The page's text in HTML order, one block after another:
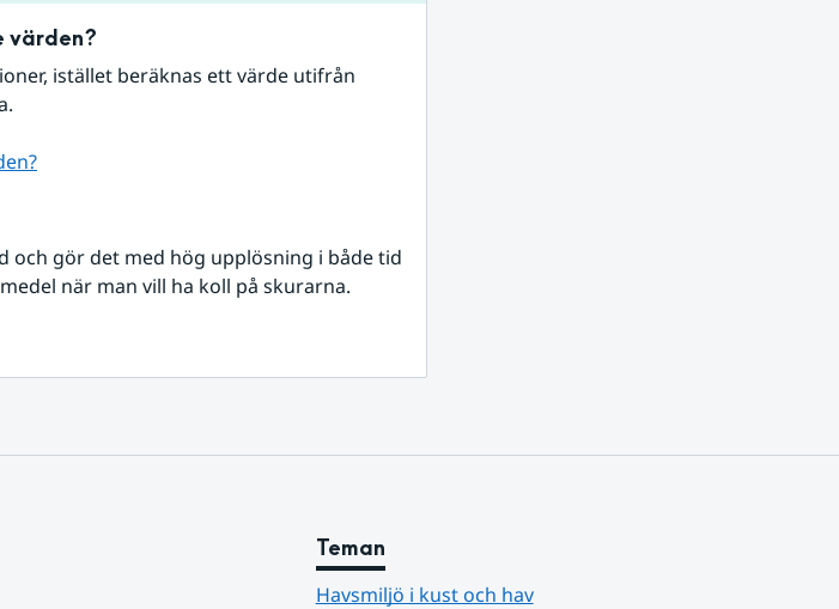
värden?
istället beräknas ett värde utifrån
och gör det med hög upplösning i både tid
när man vill ha koll på skurarna.
Teman
Havsmiljö i kust och hav